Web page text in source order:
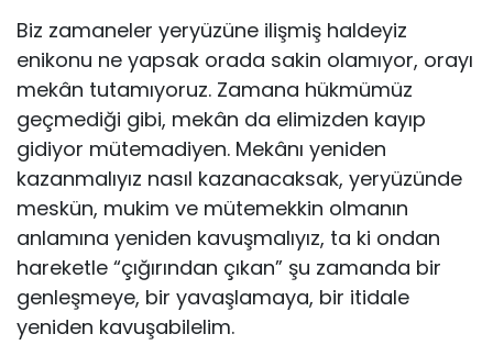
Biz zamaneler yeryüzüne ilişmiş haldeyiz
enikonu ne yapsak orada sakin olamıyor, orayı
mekân tutamıyoruz. Zamana hükmümüz
geçmediği gibi, mekân da elimizden kayıp
gidiyor mütemadiyen. Mekânı yeniden
kazanmalıyız nasıl kazanacaksak, yeryüzünde
meskün, mukim ve mütemekkin olmanın
anlamına yeniden kavuşmalıyız, ta ki ondan
hareketle “çığırından çıkan” şu zamanda bir
genleşmeye, bir yavaşlamaya, bir itidale
yeniden kavuşabilelim.